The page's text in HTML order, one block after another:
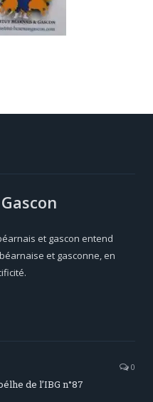
et gascon entend
et gasconne, en
0
de l’IBG n°87